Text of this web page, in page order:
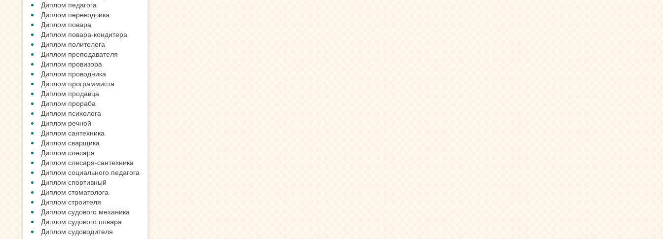
Диплом педагога
Диплом переводчика
Диплом повара
Диплом повара-кондитера
Диплом политолога
Диплом преподавателя
Диплом провизора
Диплом проводника
Диплом программиста
Диплом продавца
Диплом прораба
Диплом психолога
Диплом речной
Диплом сантехника
Диплом сварщика
Диплом слесаря
Диплом слесаря-сантехника
Диплом социального педагога
Диплом спортивный
Диплом стоматолога
Диплом строителя
Диплом судового механика
Диплом судового повара
Диплом судоводителя